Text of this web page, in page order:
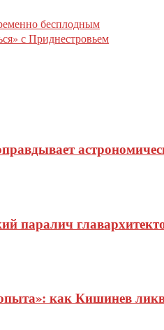
бесплодным
с Приднестровьем
паралич
как Кишинев